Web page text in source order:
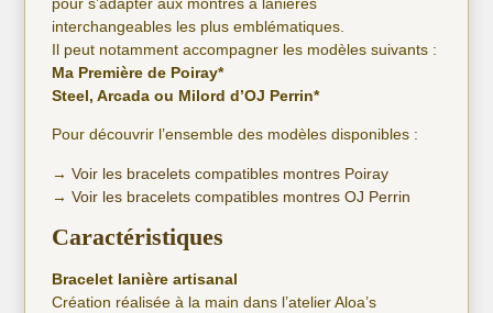
interchangeables les plus emblématiques.
Il peut notamment accompagner les modèles suivants :
Ma Première de Poiray*
Steel, Arcada ou Milord d’OJ Perrin*
Pour découvrir l’ensemble des modèles disponibles :
→Voir les bracelets compatibles montres Poiray
→Voir les bracelets compatibles montres OJ Perrin
Caractéristiques
Bracelet lanière artisanal
Création réalisée à la main dans l’atelier Aloa’s